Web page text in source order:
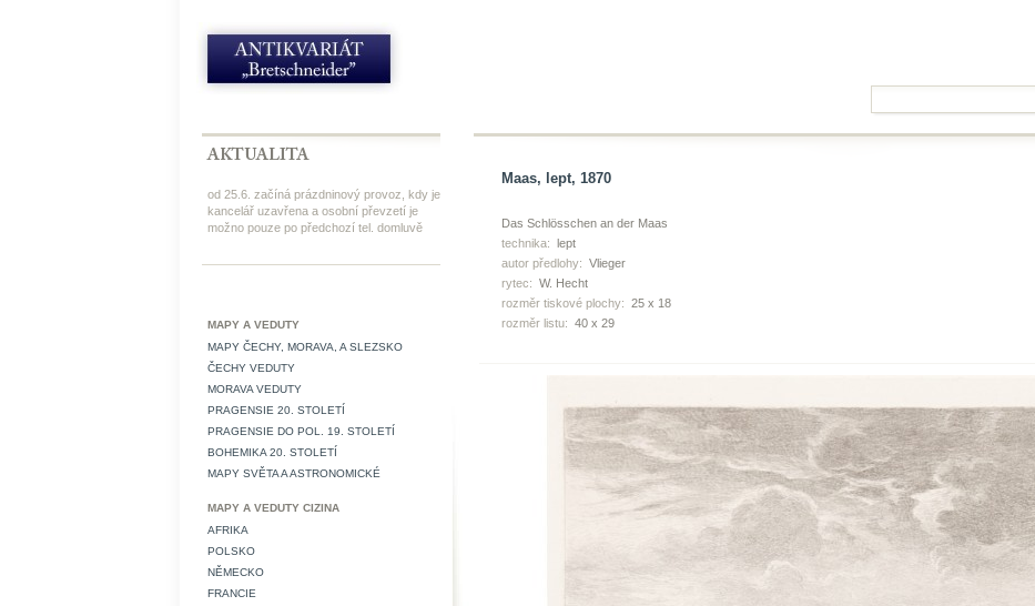
od 25.6. začíná prázdninový provoz, kdy je
kancelář uzavřena a osobní převzetí je
možno pouze po předchozí tel. domluvě
MAPY A VEDUTY
MAPY ČECHY, MORAVA, A SLEZSKO
ČECHY VEDUTY
MORAVA VEDUTY
PRAGENSIE 20. STOLETÍ
PRAGENSIE DO POL. 19. STOLETÍ
BOHEMIKA 20. STOLETÍ
MAPY SVĚTA A ASTRONOMICKÉ
MAPY A VEDUTY CIZINA
AFRIKA
POLSKO
NĚMECKO
FRANCIE
Maas, lept, 1870
Das Schlösschen an der Maas
technika: lept
autor předlohy: Vlieger
rytec: W. Hecht
rozměr tiskové plochy: 25 x 18
rozměr listu: 40 x 29